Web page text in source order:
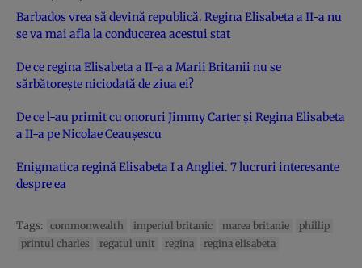
Barbados vrea să devină republică. Regina Elisabeta a II-a nu
se va mai afla la conducerea acestui stat
De ce regina Elisabeta a II-a a Marii Britanii nu se
sărbătoreşte niciodată de ziua ei?
De ce l-au primit cu onoruri Jimmy Carter şi Regina Elisabeta
a II-a pe Nicolae Ceauşescu
Enigmatica regină Elisabeta I a Angliei. 7 lucruri interesante
despre ea
Tags: commonwealth imperiul britanic marea britanie
phillip
printul charles
regatul unit regina regina elisabeta